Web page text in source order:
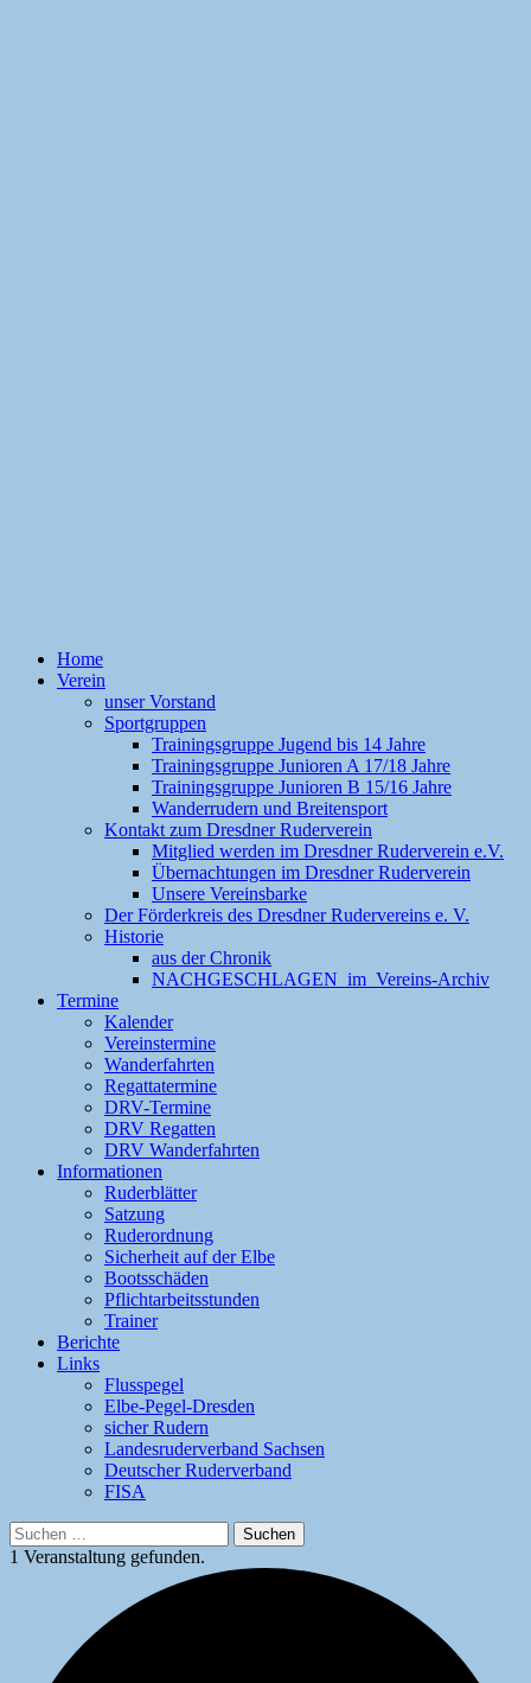
Home
Verein
unser Vorstand
Sportgruppen
Trainingsgruppe Jugend bis 14 Jahre
Trainingsgruppe Junioren A 17/18 Jahre
Trainingsgruppe Junioren B 15/16 Jahre
Wanderrudern und Breitensport
Kontakt zum Dresdner Ruderverein
Mitglied werden im Dresdner Ruderverein e.V.
Übernachtungen im Dresdner Ruderverein
Unsere Vereinsbarke
Der Förderkreis des Dresdner Rudervereins e. V.
Historie
aus der Chronik
NACHGESCHLAGEN im Vereins-Archiv
Termine
Kalender
Vereinstermine
Wanderfahrten
Regattatermine
DRV-Termine
DRV Regatten
DRV Wanderfahrten
Informationen
Ruderblätter
Satzung
Ruderordnung
Sicherheit auf der Elbe
Bootsschäden
Pflichtarbeitsstunden
Trainer
Berichte
Links
Flusspegel
Elbe-Pegel-Dresden
sicher Rudern
Landesruderverband Sachsen
Deutscher Ruderverband
FISA
Suchen
nach:
1 Veranstaltung gefunden.